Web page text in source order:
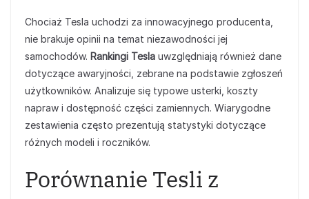
Chociaż Tesla uchodzi za innowacyjnego producenta,
nie brakuje opinii na temat niezawodności jej
samochodów. Rankingi Tesla uwzględniają również dane
dotyczące awaryjności, zebrane na podstawie zgłoszeń
użytkowników. Analizuje się typowe usterki, koszty
napraw i dostępność części zamiennych. Wiarygodne
zestawienia często prezentują statystyki dotyczące
różnych modeli i roczników.
Porównanie Tesli z